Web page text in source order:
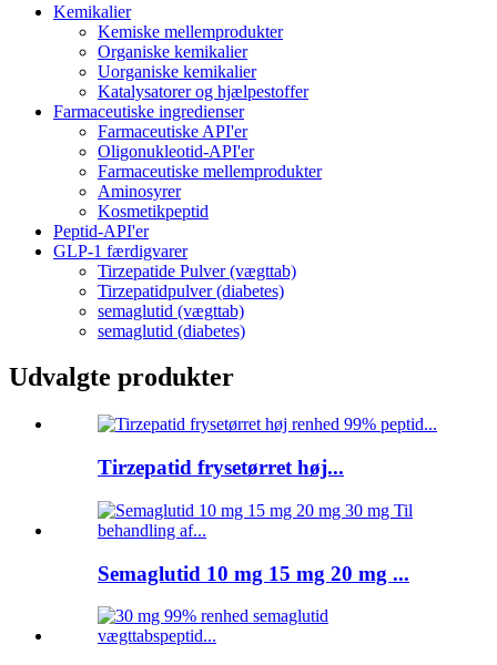
Kemikalier
Kemiske mellemprodukter
Organiske kemikalier
Uorganiske kemikalier
Katalysatorer og hjælpestoffer
Farmaceutiske ingredienser
Farmaceutiske API'er
Oligonukleotid-API'er
Farmaceutiske mellemprodukter
Aminosyrer
Kosmetikpeptid
Peptid-API'er
GLP-1 færdigvarer
Tirzepatide Pulver (vægttab)
Tirzepatidpulver (diabetes)
semaglutid (vægttab)
semaglutid (diabetes)
Udvalgte produkter
Tirzepatid frysetørret høj...
Semaglutid 10 mg 15 mg 20 mg ...